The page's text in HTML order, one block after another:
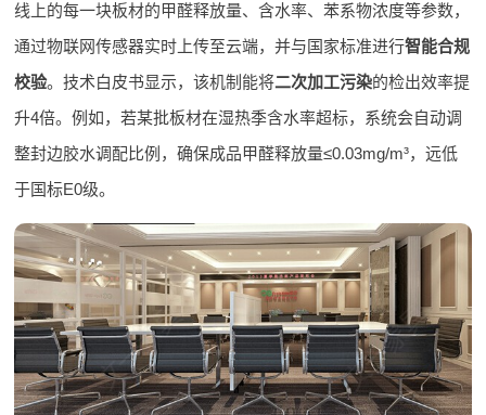
线上的每一块板材的甲醛释放量、含水率、苯系物浓度等参数，
通过物联网传感器实时上传至云端，并与国家标准进行智能合规
校验。技术白皮书显示，该机制能将二次加工污染的检出效率提
升4倍。例如，若某批板材在湿热季含水率超标，系统会自动调
整封边胶水调配比例，确保成品甲醛释放量≤0.03mg/m³，远低
于国标E0级。